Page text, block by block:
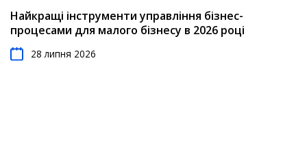
Найкращі інструменти управління бізнес-
процесами для малого бізнесу в 2026 році
28 липня 2026